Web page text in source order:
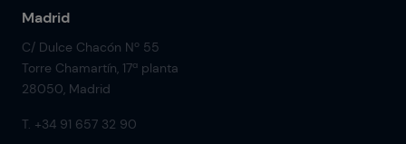
Madrid
C/ Dulce Chacón Nº 55
Torre Chamartín, 17ª planta
28050, Madrid
T. +34 91 657 32 90